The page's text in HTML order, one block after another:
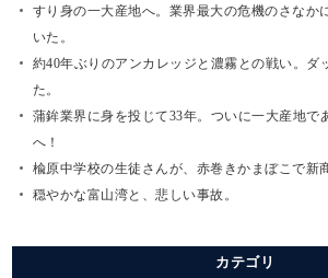
すり身の一大産地へ。業界最大の危機のさなか
いた。
約40年ぶりのアンカレッジと濃霧との戦い。ダ
た。
蒲鉾業界に身を投じて33年。ついに一大産地で
へ！
楡原中学校の生徒さんが、赤巻きかまぼこで新
穏やかな富山湾と、悲しい事故。
カテゴリ